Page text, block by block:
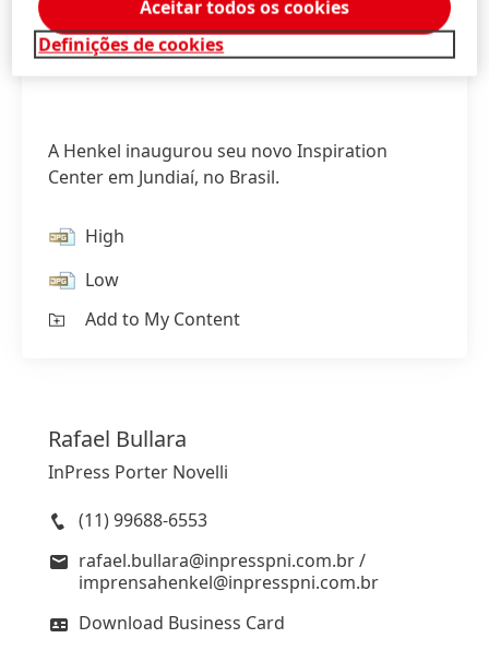
A Henkel inaugurou seu novo Inspiration
Center em Jundiaí, no Brasil.
High
Low
Add to My Content
Rafael Bullara
InPress Porter Novelli
(11) 99688-6553
rafael.bullara@inpresspni.com.br /
imprensahenkel@inpresspni.com.br
Download Business Card
Definições de cookies
Aceitar todos os cookies